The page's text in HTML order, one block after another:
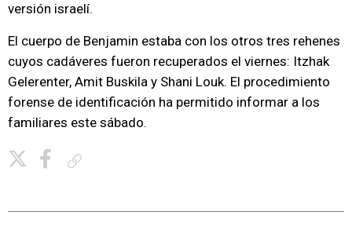
versión israelí.
El cuerpo de Benjamin estaba con los otros tres rehenes
cuyos cadáveres fueron recuperados el viernes: Itzhak
Gelerenter, Amit Buskila y Shani Louk. El procedimiento
forense de identificación ha permitido informar a los
familiares este sábado.